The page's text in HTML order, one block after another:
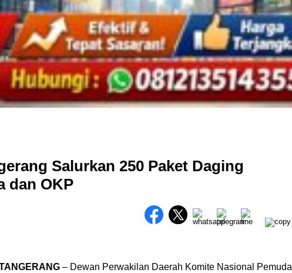
Salurkan 250 Paket Daging
dan OKP
– Dewan Perwakilan Daerah Komite Nasional Pemuda